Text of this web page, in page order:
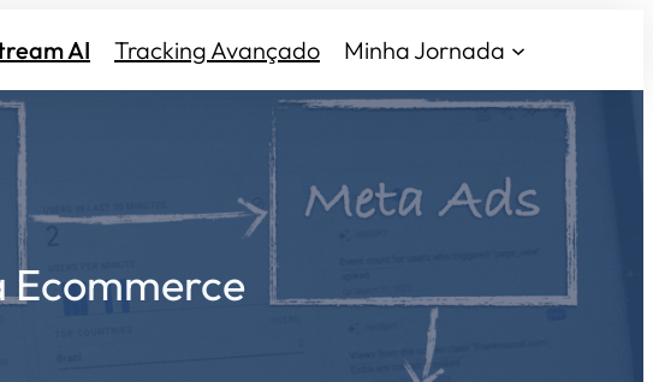
AI Tracking Avançado Minha Jornada
Ecommerce